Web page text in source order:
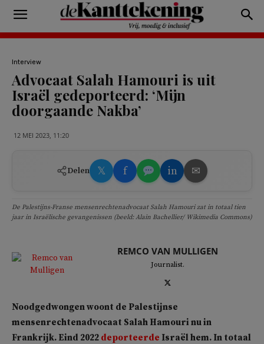
Interview
Advocaat Salah Hamouri is uit
Israël gedeporteerd: ‘Mijn
doorgaande Nakba’
12 MEI 2023, 11:20
Delen 𝕏 f in ✉
De Palestijns-Franse mensenrechtenadvocaat Salah Hamouri zat in totaal tien
jaar in Israëlische gevangenissen (beeld: Alain Bachellier/ Wikimedia Commons)
REMCO VAN MULLIGEN
Journalist.
Noodgedwongen woont de Palestijnse
mensenrechtenadvocaat Salah Hamouri nu in
Frankrijk. Eind 2022 deporteerde Israël hem. In totaal